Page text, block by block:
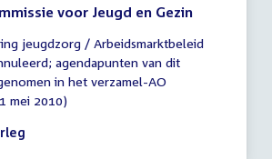
voor Jeugd en Gezin
jeugdzorg / Arbeidsmarktbeleid
agendapunten van dit
in het verzamel-AO
mei 2010)